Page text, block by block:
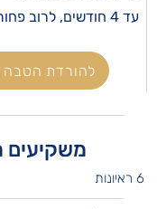
עד 4 חודשים, לרוב פחות מכך.
להורדת הטבה
משקיעים
6 ראיונות